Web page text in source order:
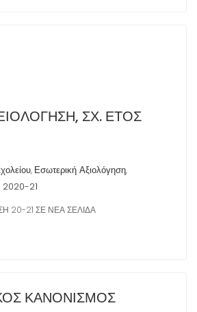
ΣΧ. ΕΤΟΣ
, Εσωτερική Αξιολόγηση,
2020-21
20-21 ΣΕ ΝΕΑ ΣΕΛΙΔΑ
ΚΑΝΟΝΙΣΜΟΣ